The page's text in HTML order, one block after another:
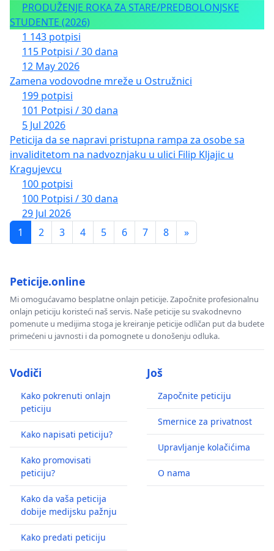
PRODUŽENJE ROKA ZA STARE/PREDBOLONJSKE
STUDENTE (2026)
1 143 potpisi
115 Potpisi / 30 dana
12 May 2026
Zamena vodovodne mreže u Ostružnici
199 potpisi
101 Potpisi / 30 dana
5 Jul 2026
Peticija da se napravi pristupna rampa za osobe sa
invaliditetom na nadvoznjaku u ulici Filip Kljajic u
Kragujevcu
100 potpisi
100 Potpisi / 30 dana
29 Jul 2026
1
2 3 4 5 6 7 8 »
Peticije.online
Mi omogućavamo besplatne onlajn peticije. Započnite profesionalnu
onlajn peticiju koristeći naš servis. Naše peticije su svakodnevno
pomenute u medijima stoga je kreiranje peticije odličan put da budete
primećeni u javnosti i da pomognete u donošenju odluka.
Vodiči
Kako pokrenuti onlajn
peticiju
Kako napisati peticiju?
Kako promovisati
peticiju?
Kako da vaša peticija
dobije medijsku pažnju
Kako predati peticiju
Još
Započnite peticiju
Smernice za privatnost
Upravljanje kolačićima
O nama